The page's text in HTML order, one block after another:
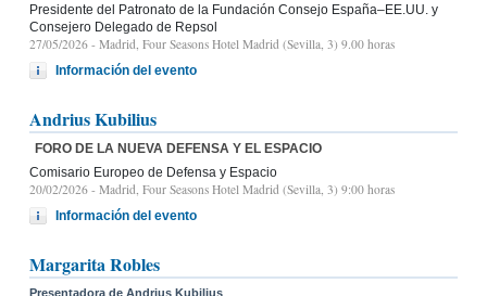
Presidente del Patronato de la Fundación Consejo España–EE.UU. y
Consejero Delegado de Repsol
27/05/2026 - Madrid, Four Seasons Hotel Madrid (Sevilla, 3) 9.00 horas
Información del evento
Andrius Kubilius
FORO DE LA NUEVA DEFENSA Y EL ESPACIO
Comisario Europeo de Defensa y Espacio
20/02/2026 - Madrid, Four Seasons Hotel Madrid (Sevilla, 3) 9:00 horas
Información del evento
Margarita Robles
Presentadora de Andrius Kubilius